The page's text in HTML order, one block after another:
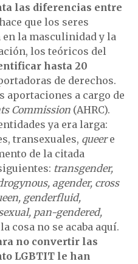
las diferencias entre
que los seres
la masculinidad y la
los teóricos del
hasta 20
de derechos.
aportaciones a cargo de
Commission (AHRC).
ya era larga:
transexuales, queere
de la citada
transgender,
agender, cross
genderfluid,
pan-gendered,
cosa no se acaba aquí.
no convertir las
LGBTIT le han